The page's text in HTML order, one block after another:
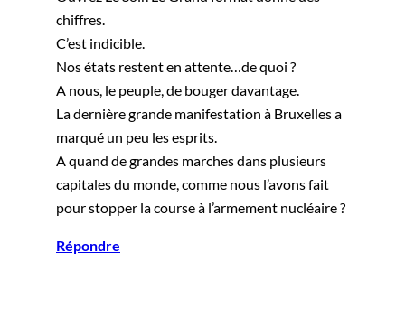
chiffres.
C’est indicible.
Nos états restent en attente…de quoi ?
A nous, le peuple, de bouger davantage.
La dernière grande manifestation à Bruxelles a
marqué un peu les esprits.
A quand de grandes marches dans plusieurs
capitales du monde, comme nous l’avons fait
pour stopper la course à l’armement nucléaire ?
Répondre